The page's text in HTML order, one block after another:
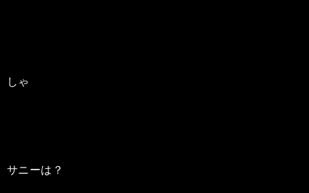
しゃ
サニーは？